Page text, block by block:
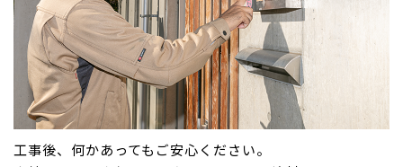
工事後、何かあってもご安心ください。